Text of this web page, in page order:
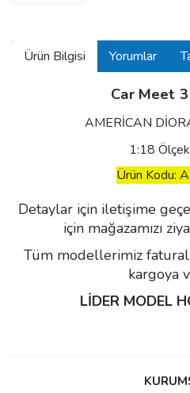
Ürün Bilgisi Yorumlar
Car Meet
AMERİCAN
1:18
Ürün Kodu:
Detaylar için iletişime
için mağazamızı
Tüm modellerimiz
kargoya
LİDER MODEL
Bu ürüne ilk